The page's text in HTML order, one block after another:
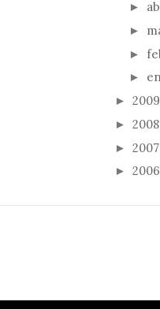
►
►
►
►
► 2009
► 2008
► 2007
► 2006